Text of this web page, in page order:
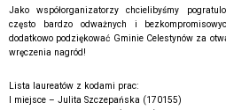
Jako współorganizatorzy chcielibyśmy
często bardzo odważnych i
dodatkowo podziękować Gminie Celestynów za
wręczenia nagród!
Lista laureatów z kodami prac:
I miejsce – Julita Szczepańska (170155)